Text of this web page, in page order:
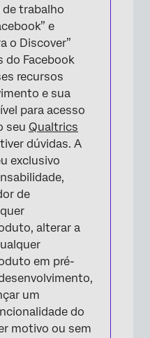
trabalho
e
o Discover”
do Facebook
recursos
e sua
para acesso
seu Qualtrics
dúvidas. A
exclusivo
de
alterar a
em pré-
um
do
motivo ou sem